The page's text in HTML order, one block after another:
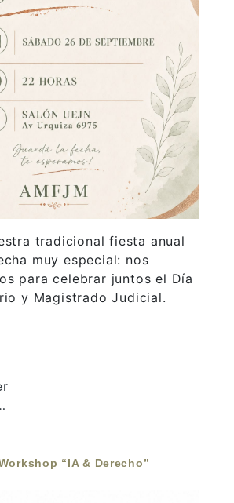
tradicional fiesta anual
muy especial: nos
para celebrar juntos el Día
y Magistrado Judicial.
“IA & Derecho”